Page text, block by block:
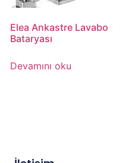
Elea Ankastre Lavabo
Bataryası
Devamını oku